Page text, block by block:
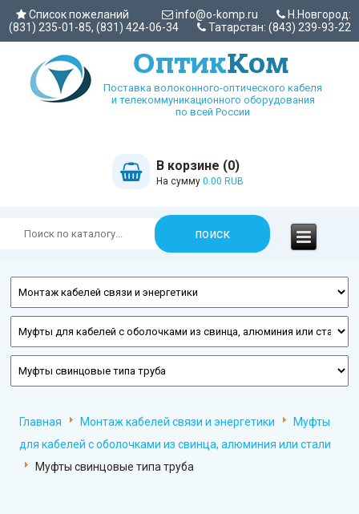
Список пожеланий info@o-komp.ru
Н.Новгород:
(831) 235-01-85, (831) 424-06-34
Татарстан: (843) 239-93-22
Поставка волоконного-оптического кабеля
и телекоммуникационного оборудования
по всей России
В корзине (0)
На сумму 0.00 RUB
Главная Монтаж кабелей связи и энергетики
Муфты
для кабелей с оболочками из свинца, алюминия или стали
Муфты свинцовые типа труба